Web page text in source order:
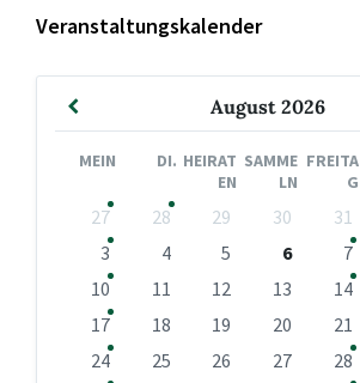
Veranstaltungskalender
August 2026
Vormonat
MEIN DI. HEIRAT
EN
SAMME
LN
FREITA
G
Kalendertage
überspringen
27 28 29 30 31
3
4 5 6 7
10
11 12 13 14
17
18 19 20 21
24
25 26 27 28